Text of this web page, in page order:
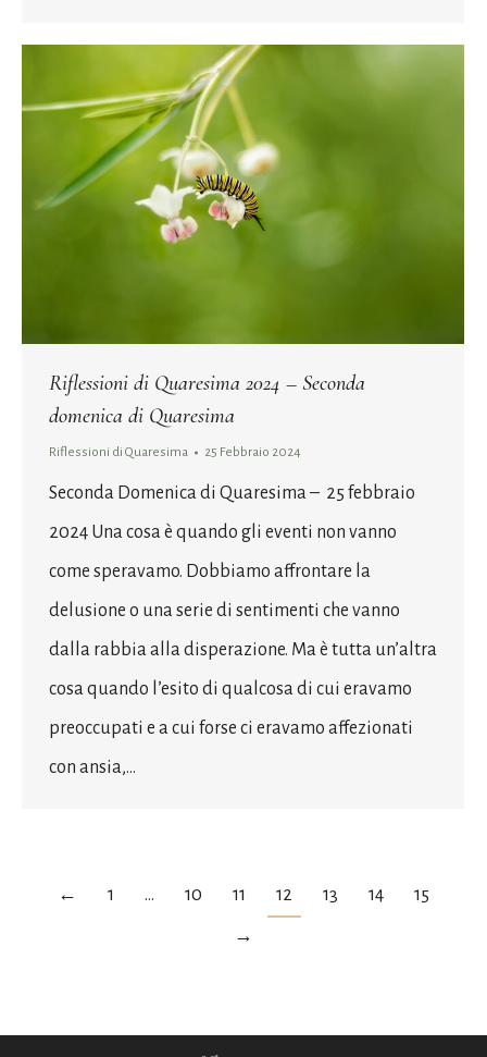
Riflessioni di Quaresima 2024 – Seconda
domenica di Quaresima
Riflessioni di Quaresima 25 Febbraio 2024
Seconda Domenica di Quaresima – 25 febbraio
2024 Una cosa è quando gli eventi non vanno
come speravamo. Dobbiamo affrontare la
delusione o una serie di sentimenti che vanno
dalla rabbia alla disperazione. Ma è tutta un’altra
cosa quando l’esito di qualcosa di cui eravamo
preoccupati e a cui forse ci eravamo affezionati
con ansia,…
← 1 … 10 11 12 13 14 15
→